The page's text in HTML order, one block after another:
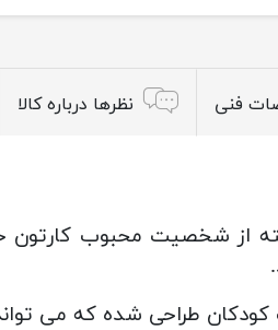
فنی نظرها درباره کالا
از شخصیت محبوب
طراحی شده که می